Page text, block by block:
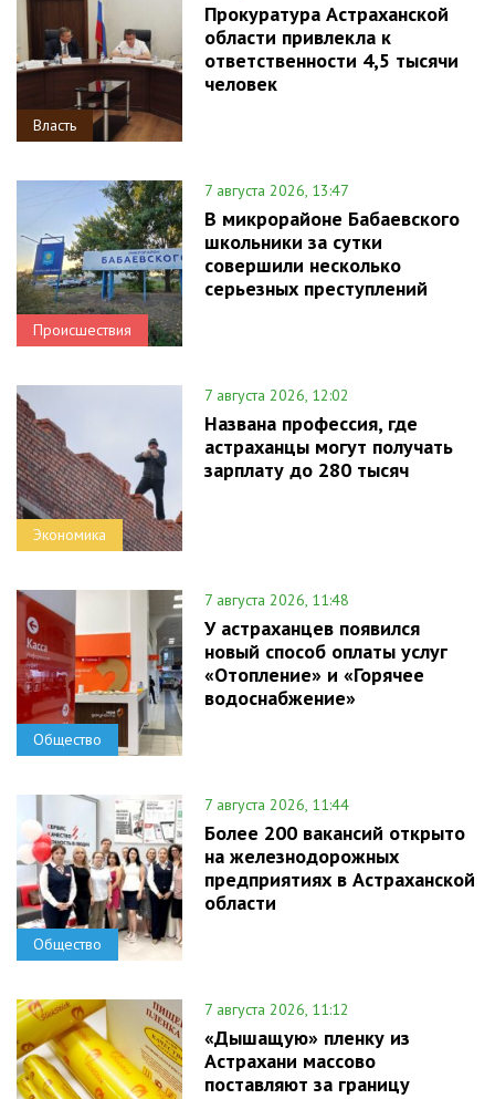
Власть
Прокуратура Астраханской
области привлекла к
ответственности 4,5 тысячи
человек
Происшествия
7 августа 2026, 13:47
В микрорайоне Бабаевского
школьники за сутки
совершили несколько
серьезных преступлений
Экономика
7 августа 2026, 12:02
Названа профессия, где
астраханцы могут получать
зарплату до 280 тысяч
Общество
7 августа 2026, 11:48
У астраханцев появился
новый способ оплаты услуг
«Отопление» и «Горячее
водоснабжение»
Общество
7 августа 2026, 11:44
Более 200 вакансий открыто
на железнодорожных
предприятиях в Астраханской
области
7 августа 2026, 11:12
«Дышащую» пленку из
Астрахани массово
поставляют за границу